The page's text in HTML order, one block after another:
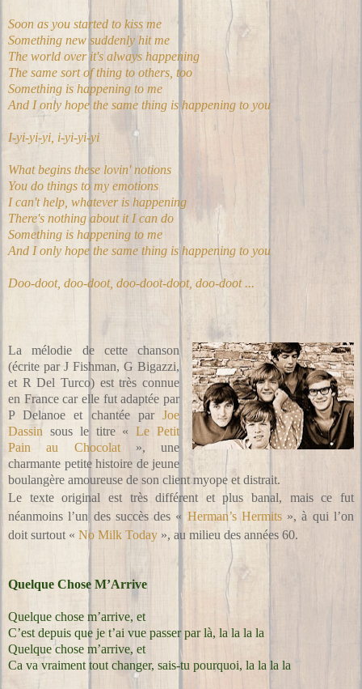
Soon as you started to kiss me
Something new suddenly hit me
The world over it's always happening
The same sort of thing to others, too
Something is happening to me
And I only hope the same thing is happening to you
I-yi-yi-yi, i-yi-yi-yi
What begins these lovin' notions
You do things to my emotions
I can't help, whatever is happening
There's nothing about it I can do
Something is happening to me
And I only hope the same thing is happening to you
Doo-doot, doo-doot, doo-doot-doot, doo-doot ...
La mélodie de cette chanson
(écrite par J Fishman, G Bigazzi,
et R Del Turco) est très connue
en France car elle fut adaptée par
P Delanoe et chantée par Joe
Dassin sous le titre «Le Petit
Pain au Chocolat», une
charmante petite histoire de jeune
boulangère amoureuse de son client myope et distrait.
Le texte original est très différent et plus banal, mais ce fut
néanmoins l’un des succès des « Herman’s Hermits», à qui l’on
doit surtout « No Milk Today », au milieu des années 60.
Quelque Chose M’Arrive
Quelque chose m’arrive, et
C’est depuis que je t’ai vue passer par là, la la la la
Quelque chose m’arrive, et
Ca va vraiment tout changer, sais-tu pourquoi, la la la la